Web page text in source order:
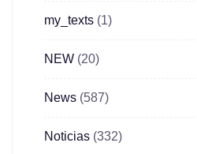
my_texts (1)
NEW (20)
News (587)
Noticias (332)